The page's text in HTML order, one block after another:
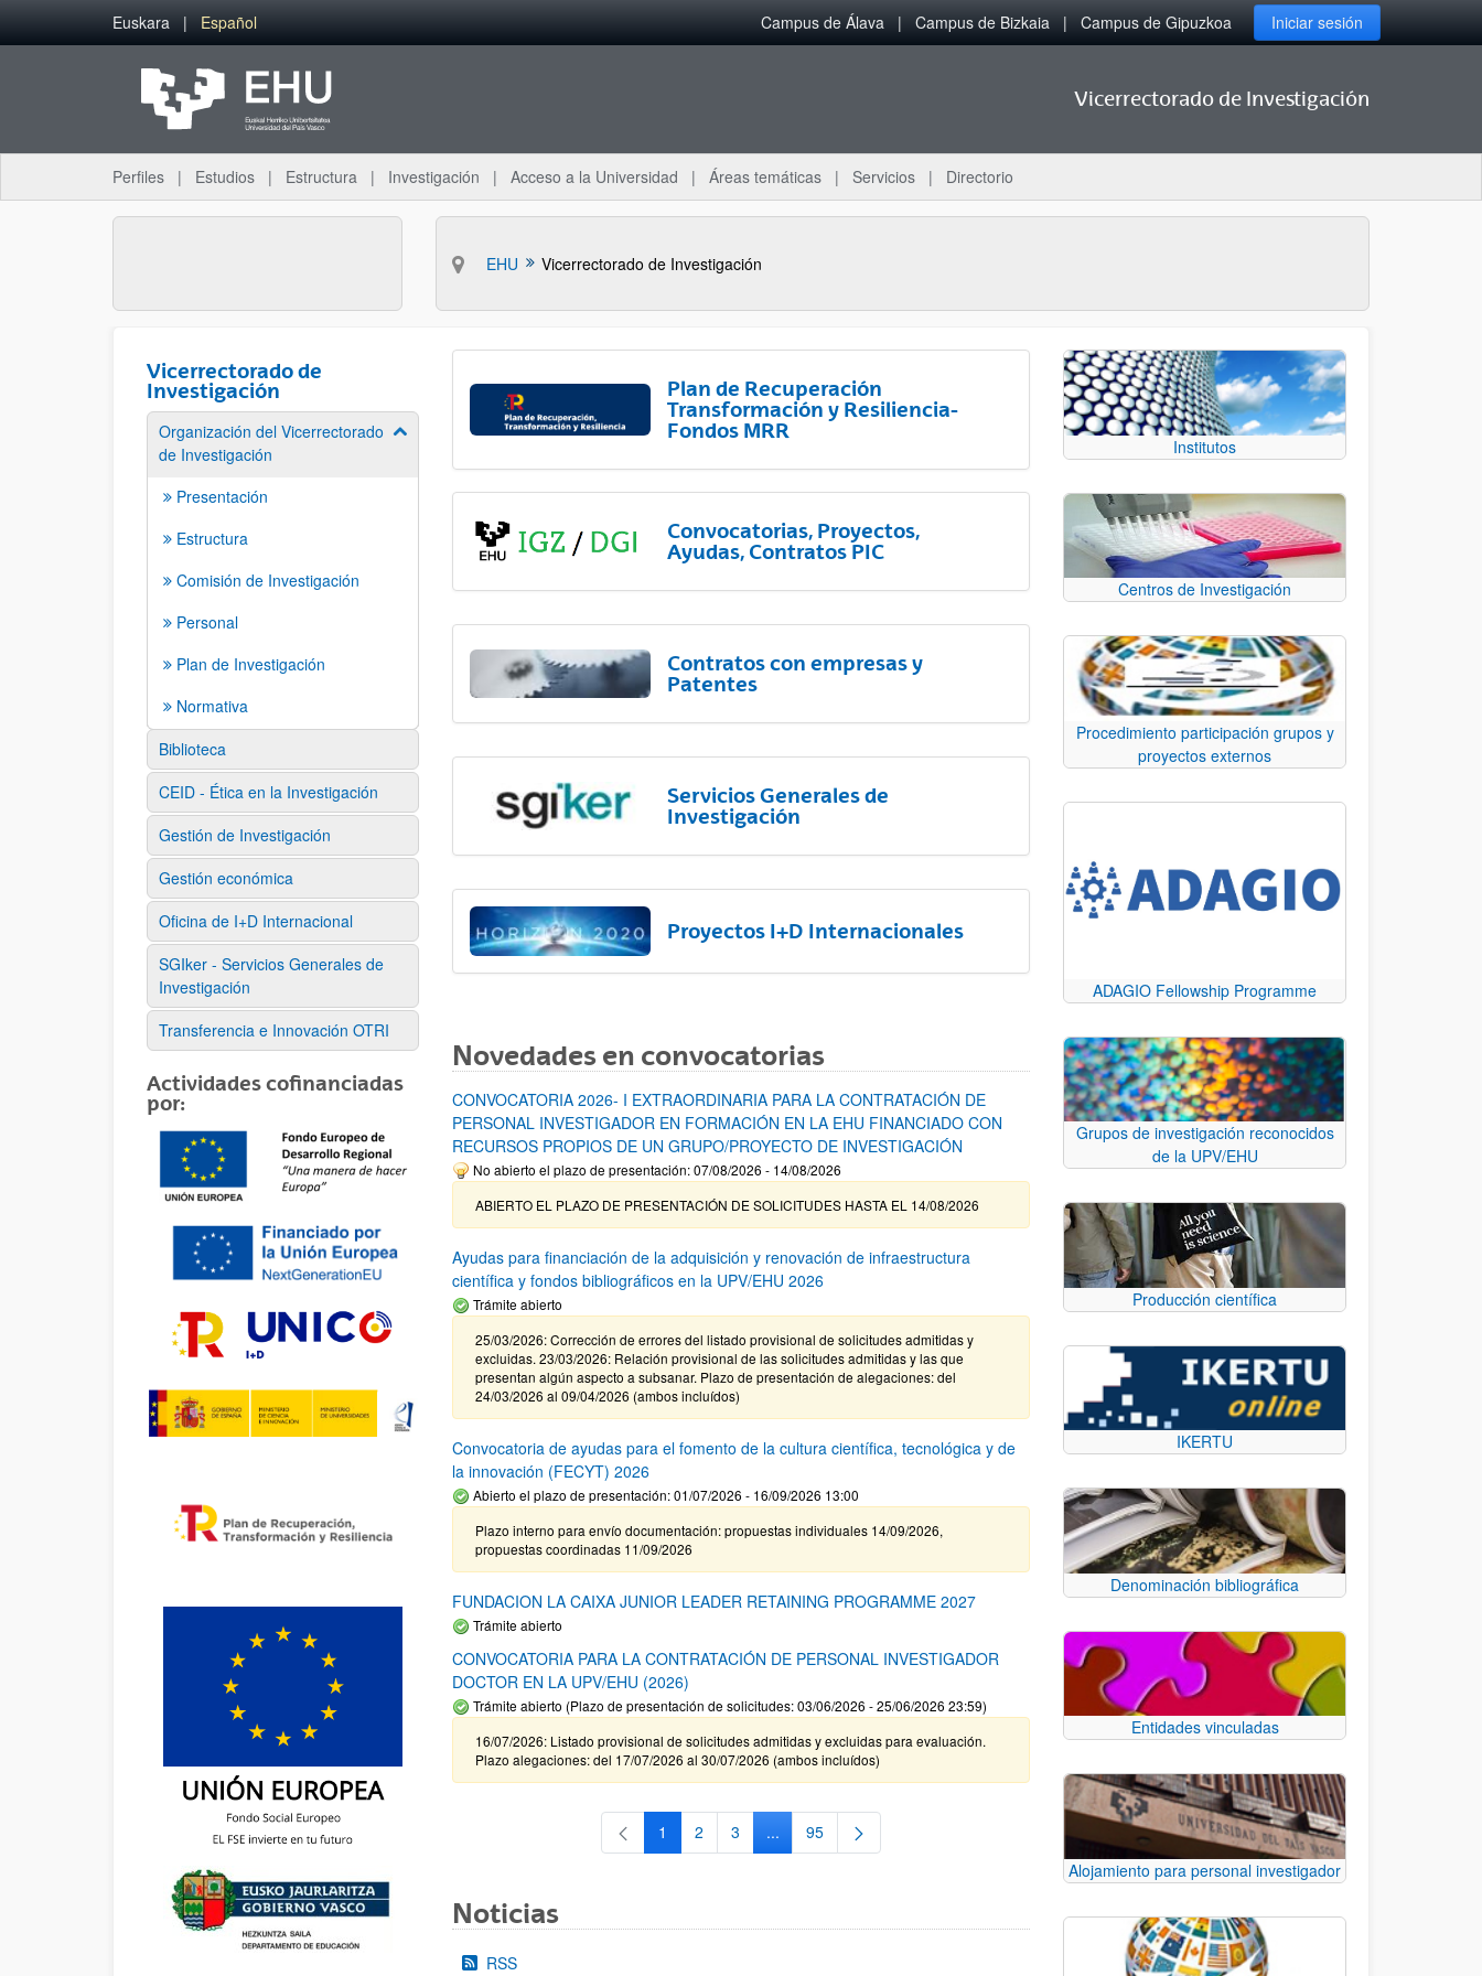
Saltar al contenido principal
Euskara Español Campus de Álava Campus de Bizkaia Campus de Gipuzkoa Iniciar sesión
Vicerrectorado de Investigación
Perfiles Estudios Estructura Investigación Acceso a la Universidad Áreas temáticas Servicios Directorio
EHU Vicerrectorado de Investigación
Vicerrectorado de
Investigación
Organización del Vicerrectorado
de Investigación
Mostrar/ocultar subpáginas
Presentación
Estructura
Comisión de Investigación
Personal
Plan de Investigación
Normativa
Biblioteca
CEID - Ética en la Investigación
Gestión de Investigación
Gestión económica
Oficina de I+D Internacional
SGIker - Servicios Generales de
Investigación
Transferencia e Innovación OTRI
Actividades cofinanciadas
por:
Plan de Recuperación
Transformación y Resiliencia-
Fondos MRR
Convocatorias, Proyectos,
Ayudas, Contratos PIC
Contratos con empresas y
Patentes
Servicios Generales de
Investigación
Proyectos I+D Internacionales
Novedades en convocatorias
CONVOCATORIA 2026- I EXTRAORDINARIA PARA LA CONTRATACIÓN DE
PERSONAL INVESTIGADOR EN FORMACIÓN EN LA EHU FINANCIADO CON
RECURSOS PROPIOS DE UN GRUPO/PROYECTO DE INVESTIGACIÓN
No abierto el plazo de presentación: 07/08/2026 - 14/08/2026
ABIERTO EL PLAZO DE PRESENTACIÓN DE SOLICITUDES HASTA EL 14/08/2026
Ayudas para financiación de la adquisición y renovación de infraestructura
científica y fondos bibliográficos en la UPV/EHU 2026
Trámite abierto
25/03/2026: Corrección de errores del listado provisional de solicitudes admitidas y
excluidas. 23/03/2026: Relación provisional de las solicitudes admitidas y las que
presentan algún aspecto a subsanar. Plazo de presentación de alegaciones: del
24/03/2026 al 09/04/2026 (ambos incluídos)
Convocatoria de ayudas para el fomento de la cultura científica, tecnológica y de
la innovación (FECYT) 2026
Abierto el plazo de presentación: 01/07/2026 - 16/09/2026 13:00
Plazo interno para envío documentación: propuestas individuales 14/09/2026,
propuestas coordinadas 11/09/2026
FUNDACION LA CAIXA JUNIOR LEADER RETAINING PROGRAMME 2027
Trámite abierto
CONVOCATORIA PARA LA CONTRATACIÓN DE PERSONAL INVESTIGADOR
DOCTOR EN LA UPV/EHU (2026)
Trámite abierto (Plazo de presentación de solicitudes: 03/06/2026 - 25/06/2026 23:59)
16/07/2026: Listado provisional de solicitudes admitidas y excluidas para evaluación.
Plazo alegaciones: del 17/07/2026 al 30/07/2026 (ambos incluídos)
Página
1 Página
2 Página
3 ...Páginas intermedias Use TAB para desplazarse.
Página
95
Noticias
RSS
Institutos
Centros de Investigación
Procedimiento participación grupos y
proyectos externos
ADAGIO Fellowship Programme
Grupos de investigación reconocidos
de la UPV/EHU
Producción científica
IKERTU
Denominación bibliográfica
Entidades vinculadas
Alojamiento para personal investigador